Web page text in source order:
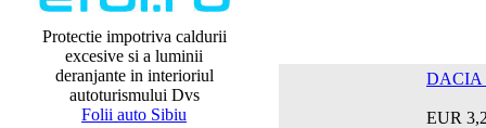
Protectie impotriva caldurii
excesive si a luminii
deranjante in interioriul
autoturismului Dvs
Folii auto Sibiu
DACIA
EUR